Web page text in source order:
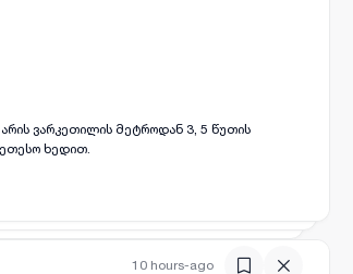
ვარკეთილის მეტროდან 3, 5 წუთის
ხედით.
10 hours-ago